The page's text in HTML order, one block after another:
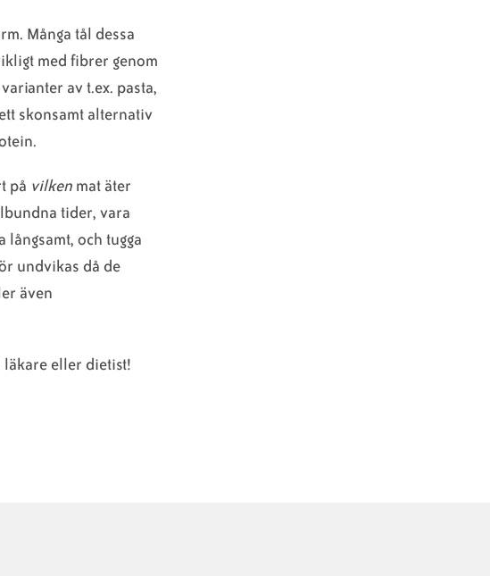
Många tål dessa
med fibrer genom
av t.ex. pasta,
skonsamt alternativ
på vilken mat äter
tider, vara
och tugga
undvikas då de
även
eller dietist!